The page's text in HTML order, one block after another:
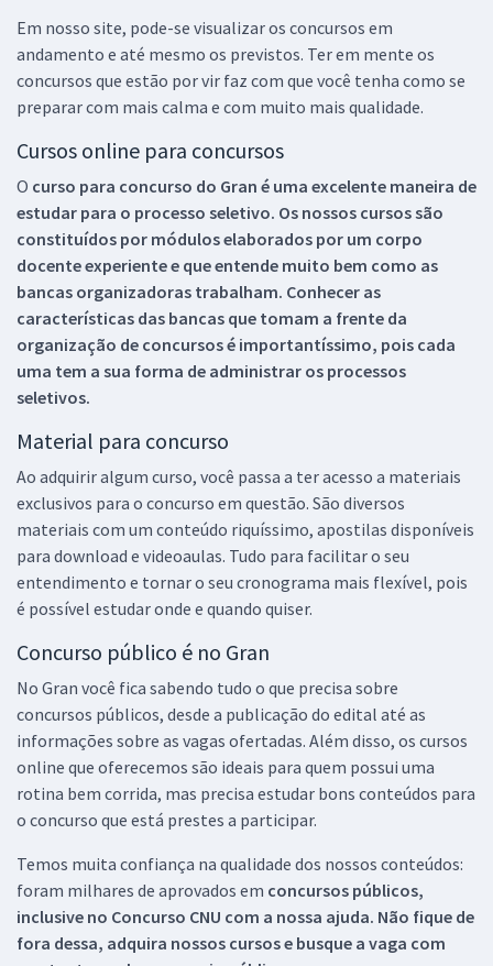
Em nosso site, pode-se visualizar os concursos em
andamento e até mesmo os previstos. Ter em mente os
concursos que estão por vir faz com que você tenha como se
preparar com mais calma e com muito mais qualidade.
Cursos online para concursos
O curso para concurso do Gran é uma excelente maneira de
estudar para o processo seletivo. Os nossos cursos são
constituídos por módulos elaborados por um corpo
docente experiente e que entende muito bem como as
bancas organizadoras trabalham. Conhecer as
características das bancas que tomam a frente da
organização de concursos é importantíssimo, pois cada
uma tem a sua forma de administrar os processos
seletivos.
Material para concurso
Ao adquirir algum curso, você passa a ter acesso a materiais
exclusivos para o concurso em questão. São diversos
materiais com um conteúdo riquíssimo, apostilas disponíveis
para download e videoaulas. Tudo para facilitar o seu
entendimento e tornar o seu cronograma mais flexível, pois
é possível estudar onde e quando quiser.
Concurso público é no Gran
No Gran você fica sabendo tudo o que precisa sobre
concursos públicos, desde a publicação do edital até as
informações sobre as vagas ofertadas. Além disso, os cursos
online que oferecemos são ideais para quem possui uma
rotina bem corrida, mas precisa estudar bons conteúdos para
o concurso que está prestes a participar.
Temos muita confiança na qualidade dos nossos conteúdos:
foram milhares de aprovados em concursos públicos,
inclusive no Concurso CNU com a nossa ajuda. Não fique de
fora dessa, adquira nossos cursos e busque a vaga com